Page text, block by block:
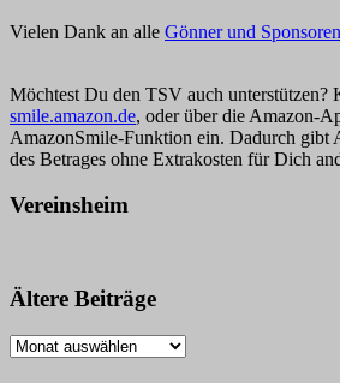
Vielen Dank an alle Gönner und Sponsoren
Möchtest Du den TSV auch unterstützen?
smile.amazon.de, oder über die Amazon-
AmazonSmile-Funktion ein. Dadurch gibt
des Betrages ohne Extrakosten für Dich
Vereinsheim
Ältere Beiträge
Ältere